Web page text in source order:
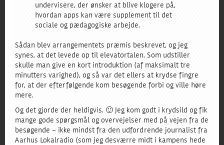
undervisere, der ønsker at blive klogere på,
hvordan apps kan være supplement til det
sociale og pædagogiske arbejde.
Sådan blev arrangementets præmis beskrevet, og jeg
synes, at det levede op til elevatortalen. Som udstiller
skulle man give en kort introduktion (af maksimalt tre
minutters varighed), og så var det ellers at krydse fingre
for, at der efterfølgende kom besøgende forbi og ville høre
mere.
Og det gjorde der heldigvis. 🙂 Jeg kom godt i krydsild og fik
mange gode spørgsmål og overvejelser med på vejen fra de
besøgende – ikke mindst fra den udfordrende journalist fra
Aarhus Lokalradio (som jeg desværre midt i kampens hede